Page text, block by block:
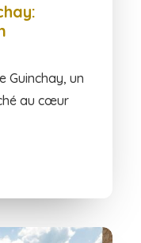
Guinchay, un
au cœur